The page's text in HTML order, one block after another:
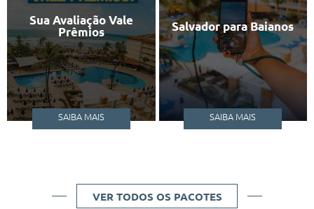
Sua Avaliação Vale
Prêmios
SAIBA MAIS
Salvador para Baianos
SAIBA MAIS
VER TODOS OS PACOTES